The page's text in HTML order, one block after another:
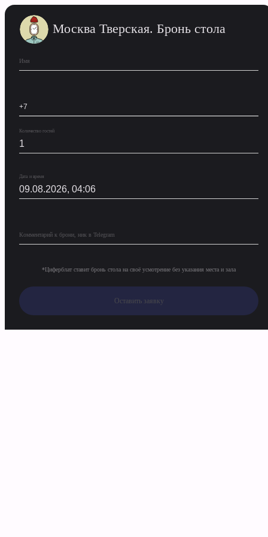
Москва Тверская. Бронь стола
Имя
Количество гостей
Дата и время
Комментарий к брони, ник в Telegram
*Циферблат ставит бронь стола на своё усмотрение без указания места и зала
Оставить заявку